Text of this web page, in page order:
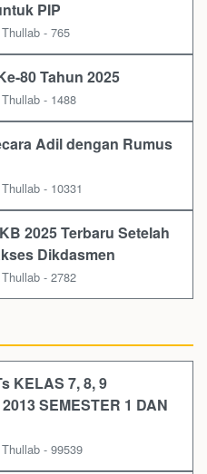
PIP
- 765
80 Tahun 2025
- 1488
Adil dengan Rumus
- 10331
2025 Terbaru Setelah
Dikdasmen
- 2782
KELAS 7, 8, 9
SEMESTER 1 DAN
- 99539